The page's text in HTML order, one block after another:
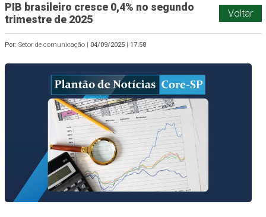
PIB brasileiro cresce 0,4% no segundo
trimestre de 2025
Voltar
Por: Setor de comunicação | 04/09/2025| 17:58